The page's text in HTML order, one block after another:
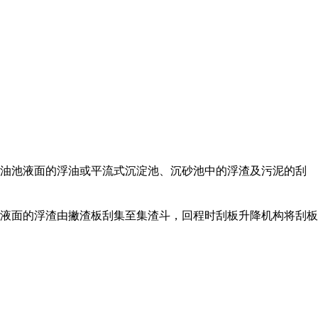
液面的浮油或平流式沉淀池、沉砂池中的浮渣及污泥的刮
的浮渣由撇渣板刮集至集渣斗，回程时刮板升降机构将刮板